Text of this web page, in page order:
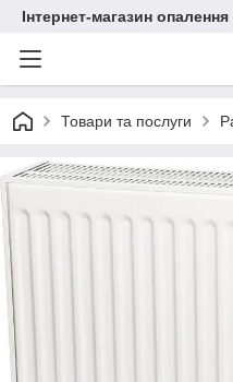
Інтернет-магазин
Товари та послуги